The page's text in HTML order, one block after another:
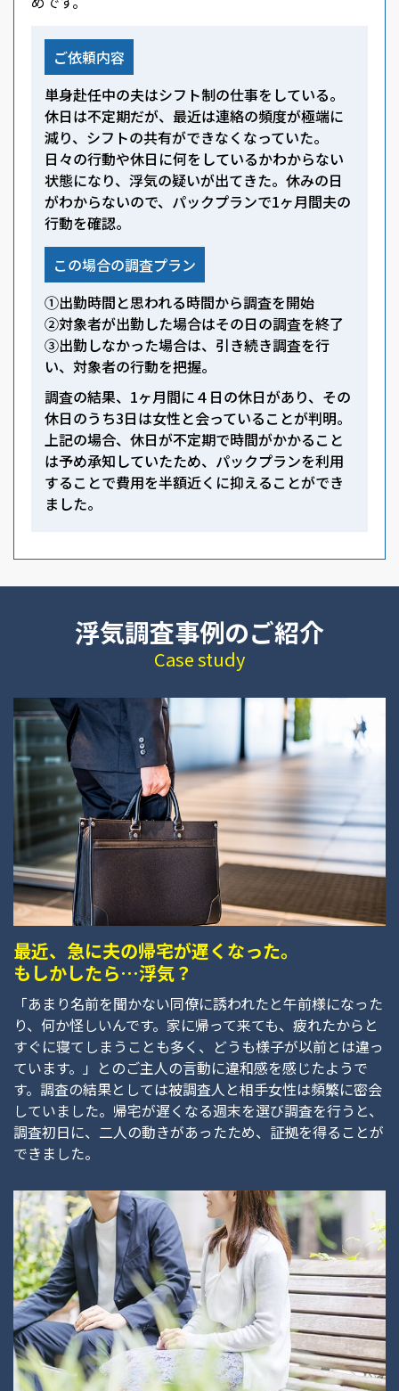
ご依頼内容
単身赴任中の夫はシフト制の仕事をしている。
休日は不定期だが、最近は連絡の頻度が極端に
減り、シフトの共有ができなくなっていた。
日々の行動や休日に何をしているかわからない
状態になり、浮気の疑いが出てきた。休みの日
がわからないので、パックプランで1ヶ月間夫の
行動を確認。
この場合の調査プラン
①出勤時間と思われる時間から調査を開始
②対象者が出勤した場合はその日の調査を終了
③出勤しなかった場合は、引き続き調査を行
い、対象者の行動を把握。
調査の結果、1ヶ月間に４日の休日があり、その
休日のうち3日は女性と会っていることが判明。
上記の場合、休日が不定期で時間がかかること
は予め承知していたため、パックプランを利用
することで費用を半額近くに抑えることができ
ました。
浮気調査事例のご紹介
Case study
最近、急に夫の帰宅が遅くなった。
もしかしたら…浮気？
「あまり名前を聞かない同僚に誘われたと午前様になった
り、何か怪しいんです。家に帰って来ても、疲れたからと
すぐに寝てしまうことも多く、どうも様子が以前とは違っ
ています。」とのご主人の言動に違和感を感じたようで
す。調査の結果としては被調査人と相手女性は頻繁に密会
していました。帰宅が遅くなる週末を選び調査を行うと、
調査初日に、二人の動きがあったため、証拠を得ることが
できました。